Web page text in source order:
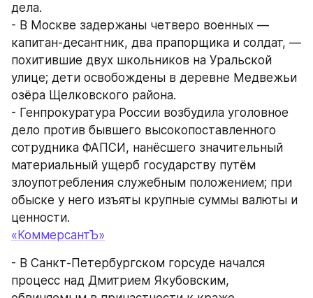
дела.
- В Москве задержаны четверо военных —
капитан-десантник, два прапорщика и солдат, —
похитившие двух школьников на Уральской
улице; дети освобождены в деревне Медвежьи
озёра Щелковского района.
- Генпрокуратура России возбудила уголовное
дело против бывшего высокопоставленного
сотрудника ФАПСИ, нанёсшего значительный
материальный ущерб государству путём
злоупотребления служебным положением; при
обыске у него изъяты крупные суммы валюты и
ценности.
«КоммерсантЪ»
- В Санкт-Петербургском горсуде начался
процесс над Дмитрием Якубовским,